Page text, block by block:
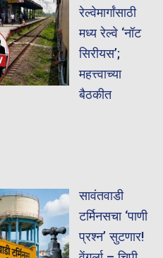
रेल्वेमार्गांसाठी
मध्य रेल्वे ‘नॉट
सिरीयस’;
महत्त्वाच्या
बैठकीत
सावंतवाडी
टर्मिनसचा ‘पाणी
प्रश्न’ सुटणार!